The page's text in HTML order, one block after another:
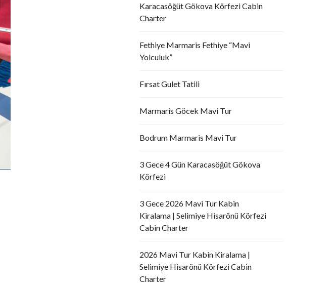
Karacasöğüt Gökova Körfezi Cabin
Charter
Fethiye Marmaris Fethiye “Mavi
Yolculuk”
Fırsat Gulet Tatili
Marmaris Göcek Mavi Tur
Bodrum Marmaris Mavi Tur
3 Gece 4 Gün Karacasöğüt Gökova
Körfezi
3 Gece 2026 Mavi Tur Kabin
Kiralama | Selimiye Hisarönü Körfezi
Cabin Charter
2026 Mavi Tur Kabin Kiralama |
Selimiye Hisarönü Körfezi Cabin
Charter